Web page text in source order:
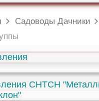
Садоводы Дачники
СНТСН